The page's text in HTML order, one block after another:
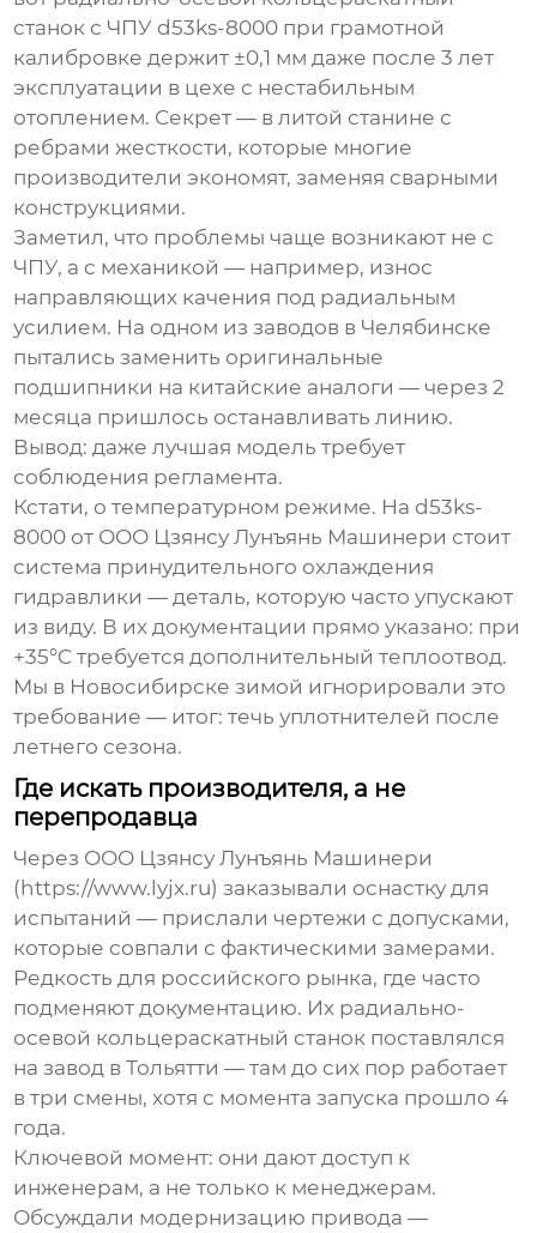
станок с ЧПУ d53ks-8000 при грамотной
калибровке держит ±0,1 мм даже после 3 лет
эксплуатации в цехе с нестабильным
отоплением. Секрет — в литой станине с
ребрами жесткости, которые многие
производители экономят, заменяя сварными
конструкциями.
Заметил, что проблемы чаще возникают не с
ЧПУ, а с механикой — например, износ
направляющих качения под радиальным
усилием. На одном из заводов в Челябинске
пытались заменить оригинальные
подшипники на китайские аналоги — через 2
месяца пришлось останавливать линию.
Вывод: даже лучшая модель требует
соблюдения регламента.
Кстати, о температурном режиме. Наd53ks-
8000 от ООО Цзянсу Лунъянь Машинери стоит
система принудительного охлаждения
гидравлики — деталь, которую часто упускают
из виду. В их документации прямо указано: при
+35°C требуется дополнительный теплоотвод.
Мы в Новосибирске зимой игнорировали это
требование — итог: течь уплотнителей после
летнего сезона.
Где искать производителя, а не
перепродавца
Через ООО Цзянсу Лунъянь Машинери
(https://www.lyjx.ru) заказывали оснастку для
испытаний — прислали чертежи с допусками,
которые совпали с фактическими замерами.
Редкость для российского рынка, где часто
подменяют документацию. Их радиально-
осевой кольцераскатный станок поставлялся
на завод в Тольятти — там до сих пор работает
в три смены, хотя с момента запуска прошло 4
года.
Ключевой момент: они дают доступ к
инженерам, а не только к менеджерам.
Обсуждали модернизацию привода —